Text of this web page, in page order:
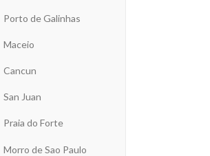
Porto de Galinhas
Maceio
Cancun
San Juan
Praia do Forte
Morro de Sao Paulo